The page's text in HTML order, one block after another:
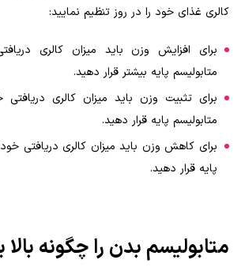
کالری غذای خود را در روز تنظیم نمایید:
برای افزایش وزن باید میزان کالری
متابولیسم پایه بیشتر قرار دهید.
برای تثبیت وزن باید میزان کالری دریافتی
متابولیسم پایه قرار دهید.
برای کاهش وزن باید میزان کالری دریافتی خود
پایه قرار دهید.
متابولیسم بدن را چگونه بالا